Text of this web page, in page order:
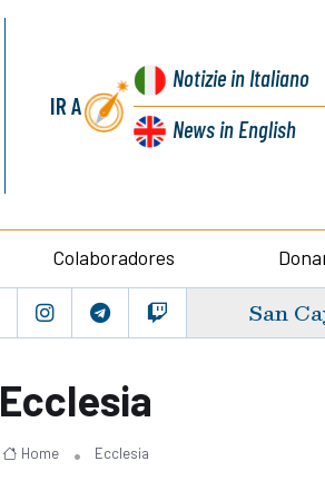
IR A
Notiziein Italiano
News in English
Colaboradores
San
Ecclesia
Home Ecclesia